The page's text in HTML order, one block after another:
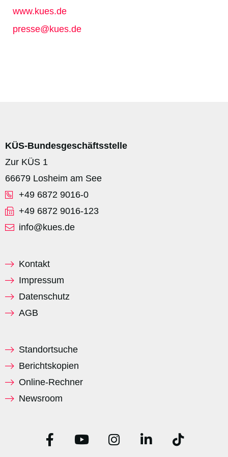
www.kues.de
presse@kues.de
KÜS-Bundesgeschäftsstelle
Zur KÜS 1
66679 Losheim am See
+49 6872 9016-0
+49 6872 9016-123
info@kues.de
Kontakt
Impressum
Datenschutz
AGB
Standortsuche
Berichtskopien
Online-Rechner
Newsroom